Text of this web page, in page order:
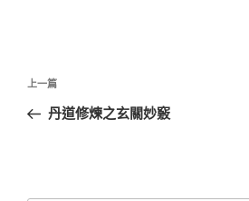
文
導
上
一
上一篇
丹道修煉之玄關妙竅